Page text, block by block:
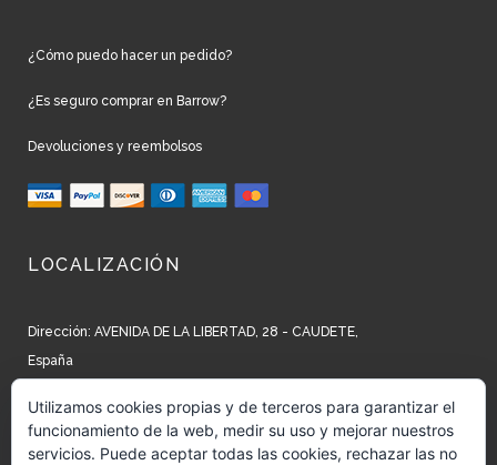
¿Cómo puedo hacer un pedido?
¿Es seguro comprar en Barrow?
Devoluciones y reembolsos
LOCALIZACIÓN
Dirección: AVENIDA DE LA LIBERTAD, 28 - CAUDETE,
España
Teléfono: +34 965 827 250
Email: info@barrow.es
Utilizamos cookies propias y de terceros para garantizar el
funcionamiento de la web, medir su uso y mejorar nuestros
servicios. Puede aceptar todas las cookies, rechazar las no